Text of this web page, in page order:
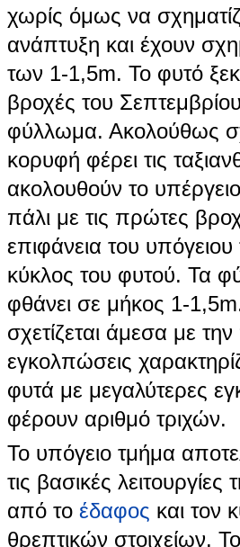
χωρίς όμως να
ανάπτυξη και έχουν
των 1-1,5m. Το φυτό
βροχές του
φύλλωμα. Ακολούθως
κορυφή φέρει τις
ακολουθούν το
πάλι με τις πρώτες
επιφάνεια του υπόγειου
κύκλος του φυτού. Τα
φθάνει σε μήκος 1-
σχετίζεται άμεσα με
εγκολπώσεις
φυτά με μεγαλύτερες
φέρουν αριθμό τριχών.
Το υπόγειο τμήμα
τις βασικές
από το έδαφος και τον
θρεπτικών στοιχείων.